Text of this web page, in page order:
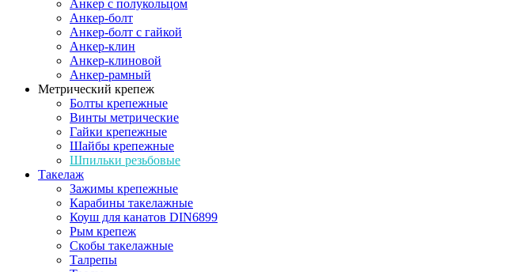
Анкер с полукольцом
Анкер-болт
Анкер-болт с гайкой
Анкер-клин
Анкер-клиновой
Анкер-рамный
Метрический крепеж
Болты крепежные
Винты метрические
Гайки крепежные
Шайбы крепежные
Шпильки резьбовые
Такелаж
Зажимы крепежные
Карабины такелажные
Коуш для канатов DIN6899
Рым крепеж
Скобы такелажные
Талрепы